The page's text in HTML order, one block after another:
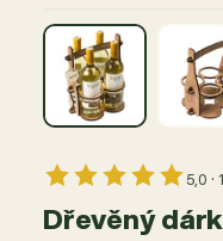
AKCE −20 %
5,0
Dřevěný